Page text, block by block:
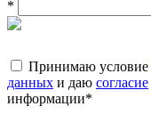
*
Принимаю условие
данных и даю согласие
информации*